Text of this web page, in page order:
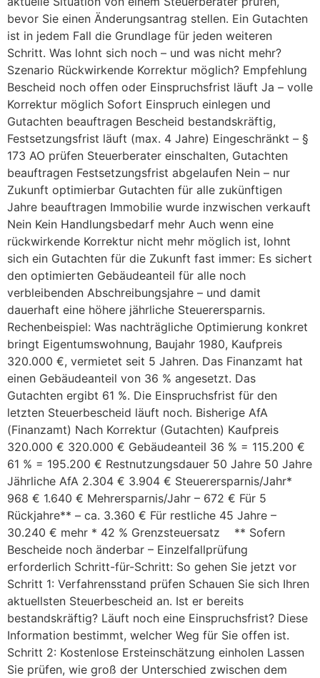
bevor Sie einen Änderungsantrag stellen. Ein Gutachten
ist in jedem Fall die Grundlage für jeden weiteren
Schritt. Was lohnt sich noch – und was nicht mehr?
Szenario Rückwirkende Korrektur möglich? Empfehlung
Bescheid noch offen oder Einspruchsfrist läuft Ja – volle
Korrektur möglich Sofort Einspruch einlegen und
Gutachten beauftragen Bescheid bestandskräftig,
Festsetzungsfrist läuft (max. 4 Jahre) Eingeschränkt – §
173 AO prüfen Steuerberater einschalten, Gutachten
beauftragen Festsetzungsfrist abgelaufen Nein – nur
Zukunft optimierbar Gutachten für alle zukünftigen
Jahre beauftragen Immobilie wurde inzwischen verkauft
Nein Kein Handlungsbedarf mehr Auch wenn eine
rückwirkende Korrektur nicht mehr möglich ist, lohnt
sich ein Gutachten für die Zukunft fast immer: Es sichert
den optimierten Gebäudeanteil für alle noch
verbleibenden Abschreibungsjahre – und damit
dauerhaft eine höhere jährliche Steuerersparnis.
Rechenbeispiel: Was nachträgliche Optimierung konkret
bringt Eigentumswohnung, Baujahr 1980, Kaufpreis
320.000 €, vermietet seit 5 Jahren. Das Finanzamt hat
einen Gebäudeanteil von 36 % angesetzt. Das
Gutachten ergibt 61 %. Die Einspruchsfrist für den
letzten Steuerbescheid läuft noch. Bisherige AfA
(Finanzamt) Nach Korrektur (Gutachten) Kaufpreis
320.000 € 320.000 € Gebäudeanteil 36 % = 115.200 €
61 % = 195.200 € Restnutzungsdauer 50 Jahre 50 Jahre
Jährliche AfA 2.304 € 3.904 € Steuerersparnis/Jahr*
968 € 1.640 € Mehrersparnis/Jahr – 672 € Für 5
Rückjahre** – ca. 3.360 € Für restliche 45 Jahre –
30.240 € mehr * 42 % Grenzsteuersatz ** Sofern
Bescheide noch änderbar – Einzelfallprüfung
erforderlich Schritt-für-Schritt: So gehen Sie jetzt vor
Schritt 1: Verfahrensstand prüfen Schauen Sie sich Ihren
aktuellsten Steuerbescheid an. Ist er bereits
bestandskräftig? Läuft noch eine Einspruchsfrist? Diese
Information bestimmt, welcher Weg für Sie offen ist.
Schritt 2: Kostenlose Ersteinschätzung einholen Lassen
Sie prüfen, wie groß der Unterschied zwischen dem